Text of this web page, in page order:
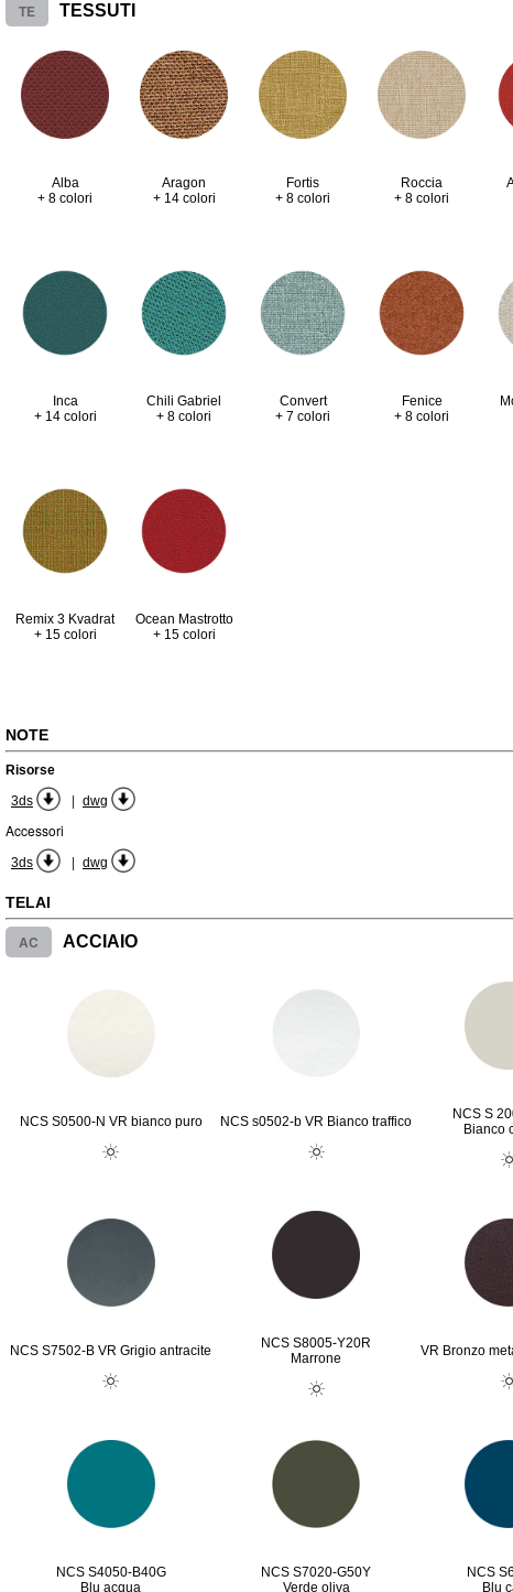
TE TESSUTI
Alba
+ 8 colori
Aragon
+ 14 colori
Fortis
+ 8 colori
Roccia
+ 8 colori
Inca
+ 14 colori
Chili Gabriel
+ 8 colori
Convert
+ 7 colori
Fenice
+ 8 colori
Remix 3 Kvadrat
+ 15 colori
Ocean Mastrotto
+ 15 colori
NOTE
Risorse
3ds
| dwg
Accessori
3ds | dwg
TELAI
AC ACCIAIO
NCS S0500-N VR bianco puro NCS s0502-b VR Bianco traffico
NCS S
Bianco
NCS S7502-B VR Grigio antracite
NCS S8005-Y20R
Marrone
VR Bronzo
NCS S4050-B40G
Blu acqua
NCS S7020-G50Y
Verde oliva
NCS
Blu